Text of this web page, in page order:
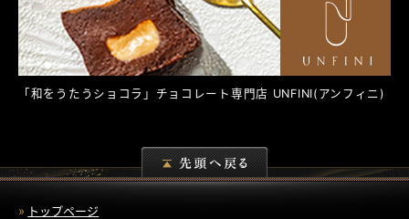
「和をうたうショコラ」チョコレート専門店 UNFINI(アンフィニ)
トップページ